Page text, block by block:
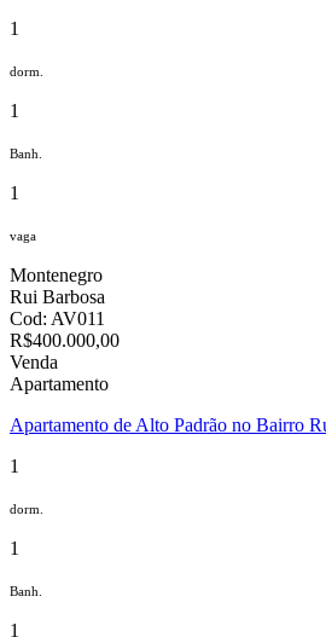
1
dorm.
1
Banh.
1
vaga
Montenegro
Rui Barbosa
Cod: AV011
R$400.000,00
Venda
Apartamento
Apartamento de Alto Padrão no Bairro
1
dorm.
1
Banh.
1